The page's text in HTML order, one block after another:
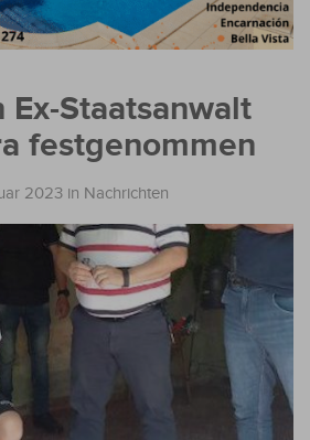
Ex-Staatsanwalt
festgenommen
2023 in Nachrichten